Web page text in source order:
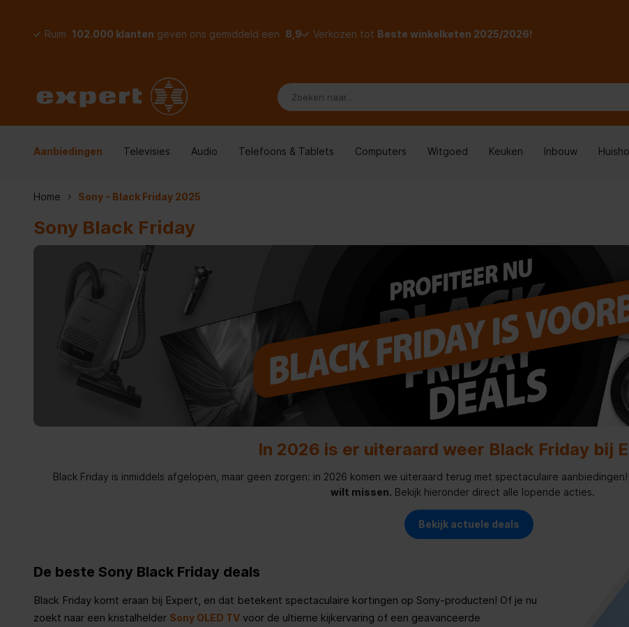
Ruim 102.000 klanten geven ons gemiddeld een 8,9 Verkozen tot Beste winkelketen 2025/2026!
Aanbiedingen Televisies Audio Telefoons & Tablets Computers Witgoed Keuken Inbouw
Home Sony - Black Friday 2025
Sony Black Friday
In 2026 is er uiteraard weer Black Friday bij
Black Friday is inmiddels afgelopen, maar geen zorgen: in 2026 komen we uiteraard terug met spectaculaire aanbiedingen!
wilt missen. Bekijk hieronder direct alle lopende acties.
Bekijk actuele deals
De beste Sony Black Friday deals
Black Friday komt eraan bij Expert, en dat betekent spectaculaire kortingen op Sony-producten! Of je nu
zoekt naar een kristalhelder Sony OLED TV voor de ultieme kijkervaring of een geavanceerde